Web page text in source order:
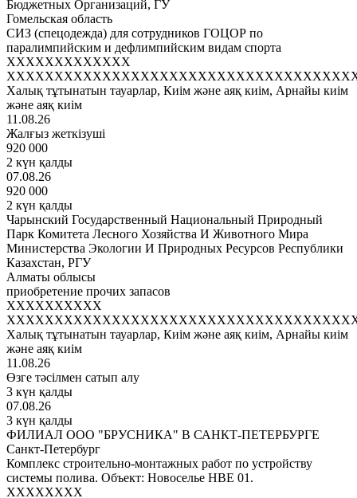
Бюджетных Организаций, ГУ
Гомельская область
СИЗ (спецодежда) для сотрудников ГОЦОР по
паралимпийским и дефлимпийским видам спорта
XXXXXXXXXXXXX
Халық тұтынатын тауарлар, Киім және аяқ киім, Арнайы киім
және аяқ киім
11.08.26
Жалғыз жеткізуші
920 000
2 күн қалды
07.08.26
920 000
2 күн қалды
Чарынский Государственный Национальный Природный
Парк Комитета Лесного Хозяйства И Животного Мира
Министерства Экологии И Природных Ресурсов Республики
Казахстан, РГУ
Алматы облысы
приобретение прочих запасов
XXXXXXXXXX
Халық тұтынатын тауарлар, Киім және аяқ киім, Арнайы киім
және аяқ киім
11.08.26
Өзге тәсілмен сатып алу
3 күн қалды
07.08.26
3 күн қалды
ФИЛИАЛ ООО "БРУСНИКА" В САНКТ-ПЕТЕРБУРГЕ
Санкт-Петербург
Комплекс строительно-монтажных работ по устройству
системы полива. Объект: Новоселье НВЕ 01.
XXXXXXXX